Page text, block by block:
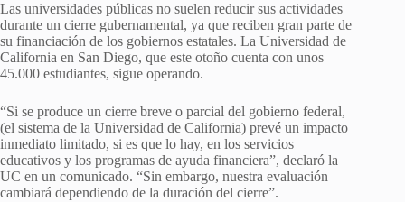
Las universidades públicas no suelen reducir sus actividades
durante un cierre gubernamental, ya que reciben gran parte de
su financiación de los gobiernos estatales. La Universidad de
California en San Diego, que este otoño cuenta con unos
45.000 estudiantes, sigue operando.
“Si se produce un cierre breve o parcial del gobierno federal,
(el sistema de la Universidad de California) prevé un impacto
inmediato limitado, si es que lo hay, en los servicios
educativos y los programas de ayuda financiera”, declaró la
UC en un comunicado. “Sin embargo, nuestra evaluación
cambiará dependiendo de la duración del cierre”.